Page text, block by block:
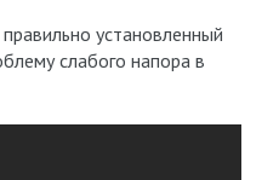
установленный
слабого напора в